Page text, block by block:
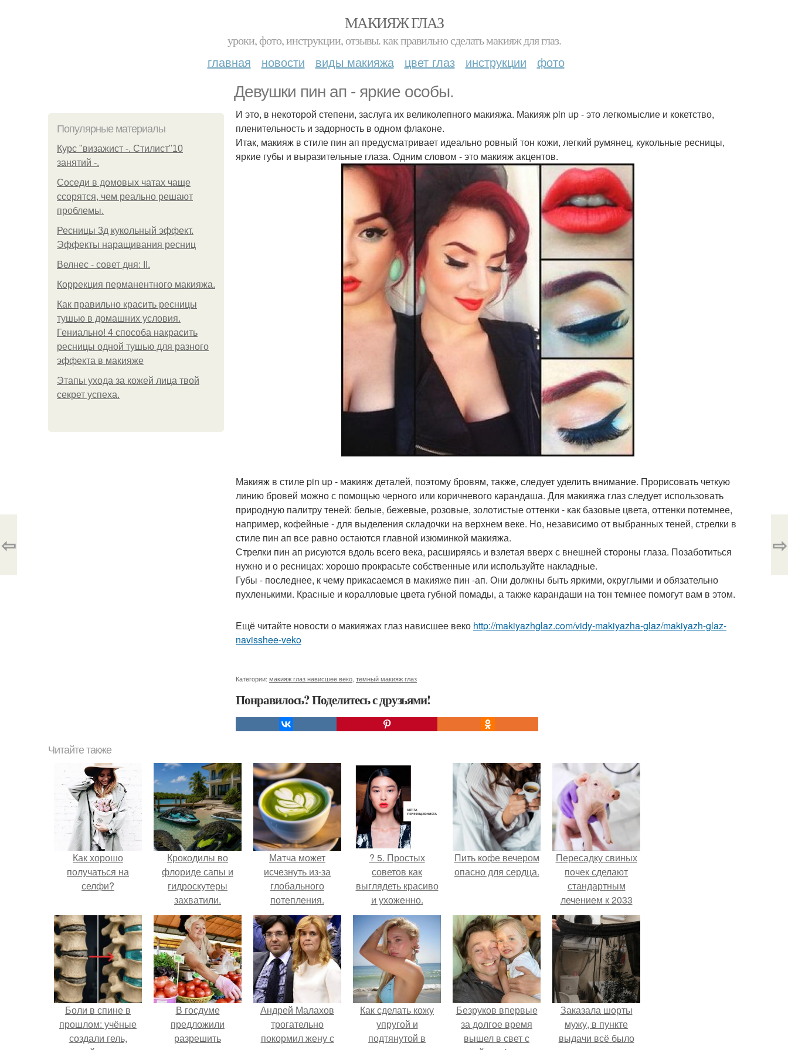
МАКИЯЖ ГЛАЗ
уроки, фото, инструкции, отзывы. как правильно сделать макияж для глаз.
главная новости виды макияжа цвет глаз инструкции фото
Девушки пин ап - яркие особы.
Популярные материалы
Курс "визажист -. Стилист"10
занятий -.
Соседи в домовых чатах чаще
ссорятся, чем реально решают
проблемы.
Ресницы 3д кукольный эффект.
Эффекты наращивания ресниц
Велнес - совет дня: II.
Коррекция перманентного макияжа.
Как правильно красить ресницы
тушью в домашних условия.
Гениально! 4 способа накрасить
ресницы одной тушью для разного
эффекта в макияже
Этапы ухода за кожей лица твой
секрет успеха.
И это, в некоторой степени, заслуга их великолепного макияжа. Макияж pin up - это легкомыслие и кокетство,
пленительность и задорность в одном флаконе.
Итак, макияж в стиле пин ап предусматривает идеально ровный тон кожи, легкий румянец, кукольные ресницы,
яркие губы и выразительные глаза. Одним словом - это макияж акцентов.
Макияж в стиле pin up - макияж деталей, поэтому бровям, также, следует уделить внимание. Прорисовать четкую
линию бровей можно с помощью черного или коричневого карандаша. Для макияжа глаз следует использовать
природную палитру теней: белые, бежевые, розовые, золотистые оттенки - как базовые цвета, оттенки потемнее,
например, кофейные - для выделения складочки на верхнем веке. Но, независимо от выбранных теней, стрелки в
стиле пин ап все равно остаются главной изюминкой макияжа.
Стрелки пин ап рисуются вдоль всего века, расширяясь и взлетая вверх с внешней стороны глаза. Позаботиться
нужно и о ресницах: хорошо прокрасьте собственные или используйте накладные.
Губы - последнее, к чему прикасаемся в макияже пин -ап. Они должны быть яркими, округлыми и обязательно
пухленькими. Красные и коралловые цвета губной помады, а также карандаши на тон темнее помогут вам в этом.
Ещё читайте новости о макияжах глаз нависшее веко http://makiyazhglaz.com/vidy-makiyazha-glaz/makiyazh-glaz-
navisshee-veko
Категории: макияж глаз нависшее веко темный макияж глаз
Понравилось? Поделитесь с друзьями!
⇦ ⇨
Читайте также
Как хорошо
получаться на
селфи?
Крокодилы во
флориде сапы и
гидроскутеры
захватили.
Матча может
исчезнуть из-за
глобального
потепления.
? 5. Простых
советов как
выглядеть красиво
и ухоженно.
Пить кофе вечером
опасно для сердца.
Пересадку свиных
почек сделают
стандартным
лечением к 2033
году в Японии.
Боли в спине в
прошлом: учёные
создали гель,
В госдуме
предложили
разрешить
Андрей Малахов
трогательно
покормил жену с
Как сделать кожу
упругой и
подтянутой в
Безруков впервые
за долгое время
вышел в свет с
Заказала шорты
мужу, в пункте
выдачи всё было